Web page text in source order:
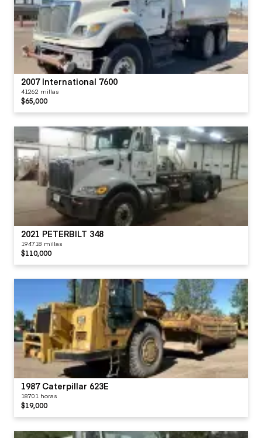
2007 International 7600
41262 millas
$65,000
2021 PETERBILT 348
194718 millas
$110,000
1987 Caterpillar 623E
18701 horas
$19,000